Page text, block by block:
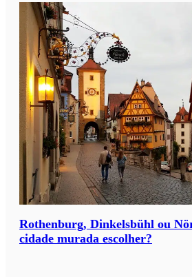
Rothenburg, Dinkelsbühl ou
cidade murada escolher?